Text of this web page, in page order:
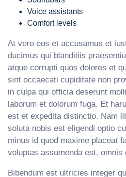
Voice assistants
Comfort levels
At vero eos et accusamus et
ducimus qui blanditiis
atque corrupti quos dolores et
sint occaecati cupiditate non
in culpa qui officia deserunt
laborum et dolorum fuga. Et
est et expedita distinctio. Nam
soluta nobis est eligendi optio
minus id quod maxime placeat
voluptas assumenda est, omnis
Bibendum est ultricies integer